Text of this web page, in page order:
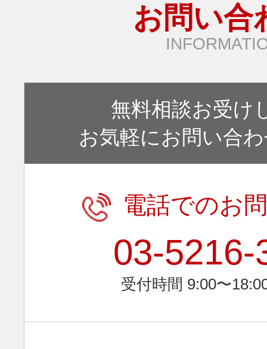
お問い合
無料相談お受け
お気軽にお問い合
電話でのお
03-5216-
受付時間 9:00〜